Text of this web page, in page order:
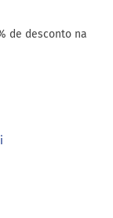
de desconto na